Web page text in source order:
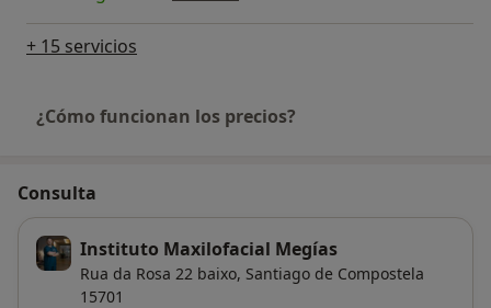
+ 15 servicios
¿Cómo funcionan los precios?
Consulta
Instituto Maxilofacial Megías
Rua da Rosa 22 baixo, Santiago de Compostela
15701